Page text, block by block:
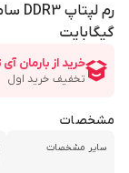
گیگابایت
مشخصات
سایر مشخصات